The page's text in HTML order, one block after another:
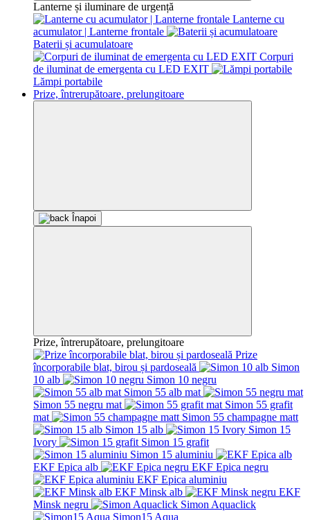
Lanterne și iluminare de urgență
Lanterne cu
acumulator | Lanterne frontale
Baterii și acumulatoare
Corpuri
de iluminat de emergenta cu LED EXIT
Lămpi portabile
Prize, întrerupătoare, prelungitoare
Înapoi
Prize, întrerupătoare, prelungitoare
Prize
încorporabile blat, birou și pardoseală
Simon
10 alb
Simon 10 negru
Simon 55 alb mat
Simon 55 negru mat
Simon 55 grafit
mat
Simon 55 champagne matt
Simon 15 alb
Simon 15
Ivory
Simon 15 grafit
Simon 15 aluminiu
EKF Epica alb
EKF Epica negru
EKF Epica aluminiu
EKF Minsk alb
EKF
Minsk negru
Simon Aquaclick
Simon15 Aqua